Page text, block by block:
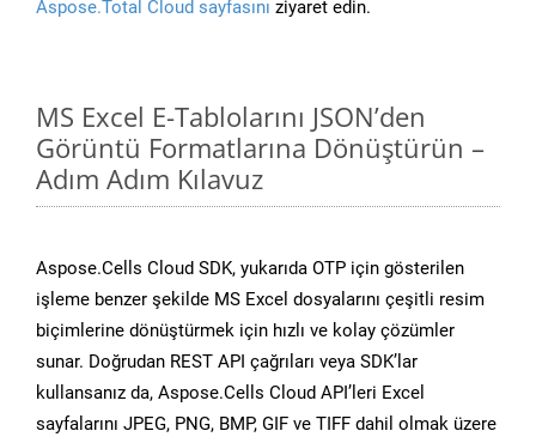
Aspose.Total Cloud sayfasını ziyaret edin.
MS Excel E-Tablolarını JSON’den
Görüntü Formatlarına Dönüştürün –
Adım Adım Kılavuz
Aspose.Cells Cloud SDK, yukarıda OTP için gösterilen
işleme benzer şekilde MS Excel dosyalarını çeşitli resim
biçimlerine dönüştürmek için hızlı ve kolay çözümler
sunar. Doğrudan REST API çağrıları veya SDK’lar
kullansanız da, Aspose.Cells Cloud API’leri Excel
sayfalarını JPEG, PNG, BMP, GIF ve TIFF dahil olmak üzere